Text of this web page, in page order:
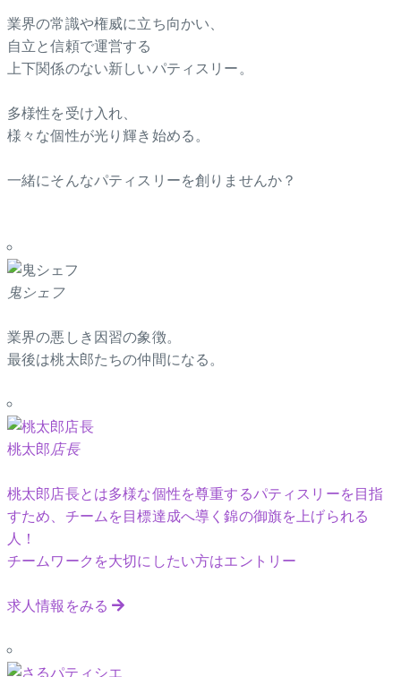
業界の常識や権威に立ち向かい、
自立と信頼で運営する
上下関係のない新しいパティスリー。
多様性を受け入れ、
様々な個性が光り輝き始める。
一緒にそんなパティスリーを創りませんか？
鬼シェフ
業界の悪しき因習の象徴。
最後は桃太郎たちの仲間になる。
桃太郎店長
桃太郎店長とは多様な個性を尊重するパティスリーを目指
すため、チームを目標達成へ導く錦の御旗を上げられる
人！
チームワークを大切にしたい方はエントリー
求人情報をみる